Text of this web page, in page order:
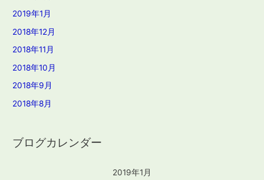
2019年1月
2018年12月
2018年11月
2018年10月
2018年9月
2018年8月
ブログカレンダー
2019年1月